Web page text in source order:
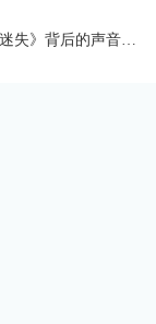
下一篇：吸猫人必玩，大奖提名赛博猫咪游戏《迷失》背后的声音制作